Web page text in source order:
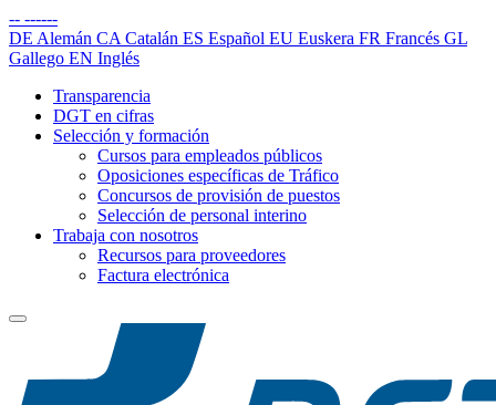
-- ------
DE Alemán CA Catalán ES Español EU Euskera FR Francés GL
Gallego EN Inglés
Transparencia
DGT en cifras
Selección y formación
Cursos para empleados públicos
Oposiciones específicas de Tráfico
Concursos de provisión de puestos
Selección de personal interino
Trabaja con nosotros
Recursos para proveedores
Factura electrónica